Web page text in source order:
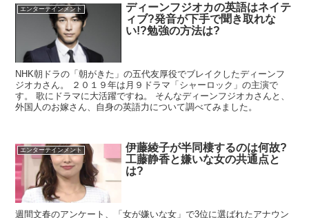
エンターテインメント
ディーンフジオカの英語はネイテ
ィブ?発音が下手で聞き取れな
い!?勉強の方法は?
NHK朝ドラの「朝がきた」の五代友厚役でブレイクしたディーンフ
ジオカさん。 ２０１９年は月９ドラマ「シャーロック」の主演で
す。 歌にドラマに大活躍ですね。 そんなディーンフジオカさんと、
外国人のお嫁さん、自身の英語力について調べてみました。
エンターテインメント
伊藤綾子が半同棲するのは何故?
工藤静香と嫌いな女の共通点と
は?
週間文春のアンケート、「女が嫌いな女」で3位に選ばれたアナウン